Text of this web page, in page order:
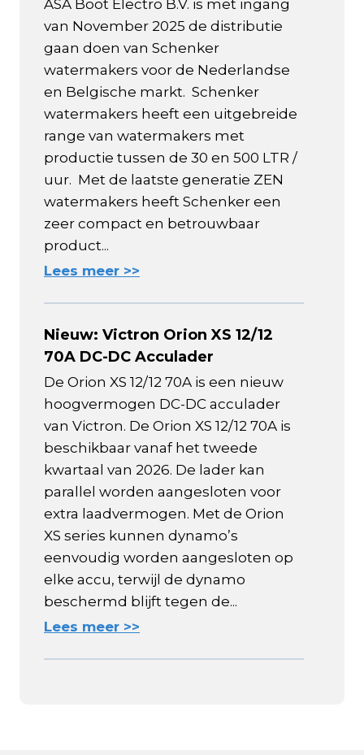
ASA Boot Electro B.V. is met ingang
van November 2025 de distributie
gaan doen van Schenker
watermakers voor de Nederlandse
en Belgische markt. Schenker
watermakers heeft een uitgebreide
range van watermakers met
productie tussen de 30 en 500 LTR /
uur. Met de laatste generatie ZEN
watermakers heeft Schenker een
zeer compact en betrouwbaar
product...
Lees meer >>
Nieuw: Victron Orion XS 12/12
70A DC-DC Acculader
De Orion XS 12/12 70A is een nieuw
hoogvermogen DC-DC acculader
van Victron. De Orion XS 12/12 70A is
beschikbaar vanaf het tweede
kwartaal van 2026. De lader kan
parallel worden aangesloten voor
extra laadvermogen. Met de Orion
XS series kunnen dynamo’s
eenvoudig worden aangesloten op
elke accu, terwijl de dynamo
beschermd blijft tegen de...
Lees meer >>